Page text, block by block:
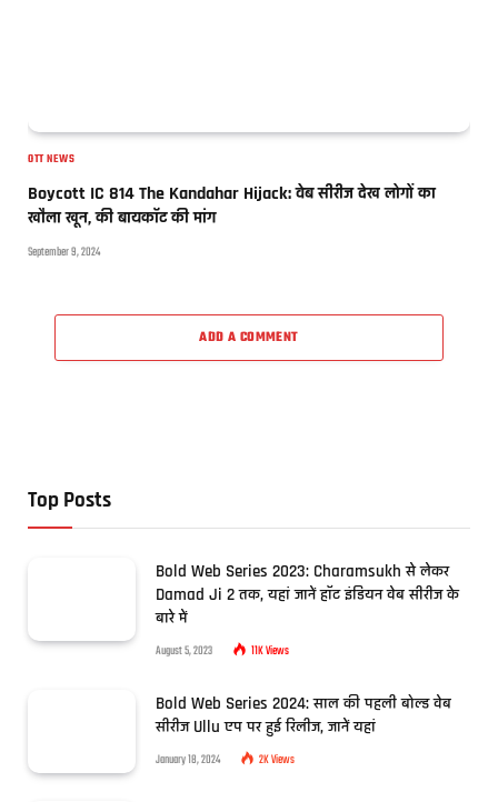
OTT NEWS
Boycott IC 814 The Kandahar Hijack: वेब सीरीज देख लोगों का
खौला खून, की बायकॉट की मांग
September 9, 2024
ADD A COMMENT
Top Posts
Bold Web Series 2023: Charamsukh से लेकर
Damad Ji 2 तक, यहां जानें हॉट इंडियन वेब सीरीज के
बारे में
August 5, 2023 11KViews
Bold Web Series 2024: साल की पहली बोल्ड वेब
सीरीज Ullu एप पर हुई रिलीज, जानें यहां
January 18, 2024 2KViews